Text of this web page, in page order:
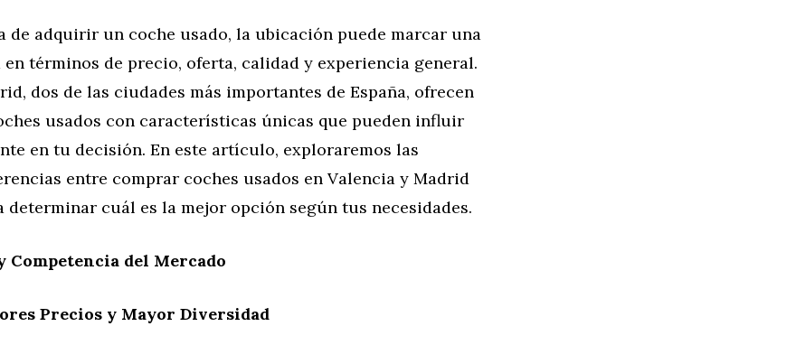
de adquirir un coche usado, la ubicación puede marcar una
términos de precio, oferta, calidad y experiencia general.
dos de las ciudades más importantes de España, ofrecen
usados con características únicas que pueden influir
en tu decisión. En este artículo, exploraremos las
entre comprar coches usados en Valencia y Madrid
determinar cuál es la mejor opción según tus necesidades.
Competencia del Mercado
Precios y Mayor Diversidad